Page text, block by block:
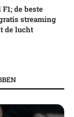
F1; de beste
streaming
de lucht